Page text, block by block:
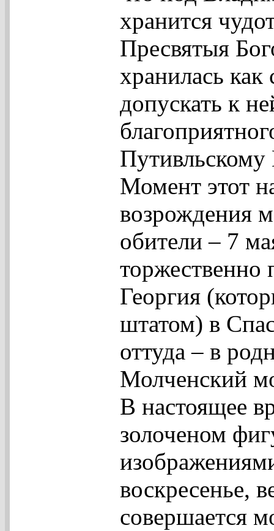
хранится
Пресвятыя
хранилась
допускать к
Момент этот
возрождения
обители – 7
торжественно
Георгия
штатом) в
оттуда – в
Молченский
В настоящее
золоченом
воскресенье,
совершается